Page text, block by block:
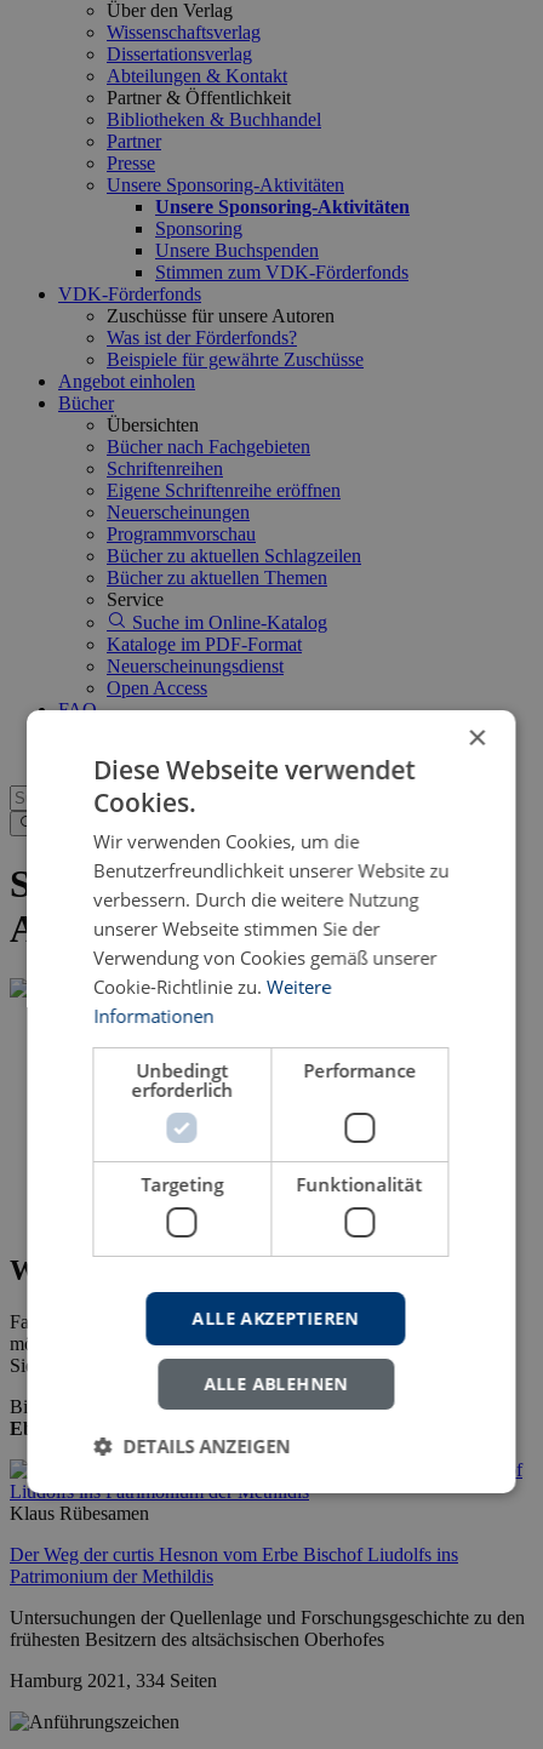
Über den Verlag
Wissenschaftsverlag
Dissertationsverlag
Abteilungen & Kontakt
Partner & Öffentlichkeit
Bibliotheken & Buchhandel
Partner
Presse
Unsere Sponsoring-Aktivitäten
Unsere Sponsoring-Aktivitäten
Sponsoring
Unsere Buchspenden
Stimmen zum VDK-Förderfonds
VDK-Förderfonds
Zuschüsse für unsere Autoren
Was ist der Förderfonds?
Beispiele für gewährte Zuschüsse
Angebot einholen
Bücher
Übersichten
Bücher nach Fachgebieten
Schriftenreihen
Eigene Schriftenreihe eröffnen
Neuerscheinungen
Programmvorschau
Bücher zu aktuellen Schlagzeilen
Bücher zu aktuellen Themen
Service
Suche im Online-Katalog
Kataloge im PDF-Format
Neuerscheinungsdienst
Open Access
FAQ
Senden Sie uns eine eBook-
Anfrage
Wie Sie diesen Titel als eBook erwerben
Falls Sie die Konditionen für den Erwerb des eBooks erfahren
möchten, senden Sie uns bitte Ihre Email-Adresse.
Sie erhalten dann alle erforderlichen Informationen.
Bibliotheken/Studierende können unsere eBooks bei
Ebook Central
Klaus Rübesamen
Der Weg der curtis Hesnon vom Erbe Bischof Liudolfs ins
Patrimonium der Methildis
Untersuchungen der Quellenlage und Forschungsgeschichte zu den
frühesten Besitzern des altsächsischen Oberhofes
Hamburg 2021, 334 Seiten
×
Diese Webseite verwendet
Cookies.
Wir verwenden Cookies, um die
Benutzerfreundlichkeit unserer Website zu
verbessern. Durch die weitere Nutzung
unserer Webseite stimmen Sie der
Verwendung von Cookies gemäß unserer
Cookie-Richtlinie zu. Weitere
Informationen
Unbedingt
erforderlich
Performance
Targeting Funktionalität
ALLE AKZEPTIEREN
ALLE ABLEHNEN
DETAILS ANZEIGEN